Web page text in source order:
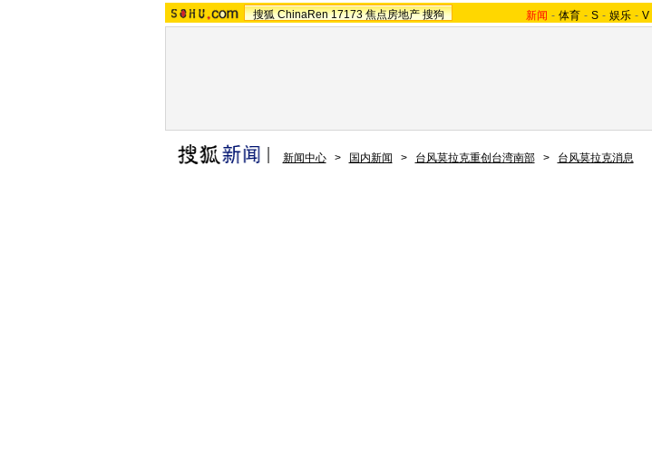
搜狐 ChinaRen 17173 焦点房地产 搜狗 新闻 - 体育 - S - 娱乐 - V
新闻中心 > 国内新闻 > 台风莫拉克重创台湾南部 > 台风莫拉克消息